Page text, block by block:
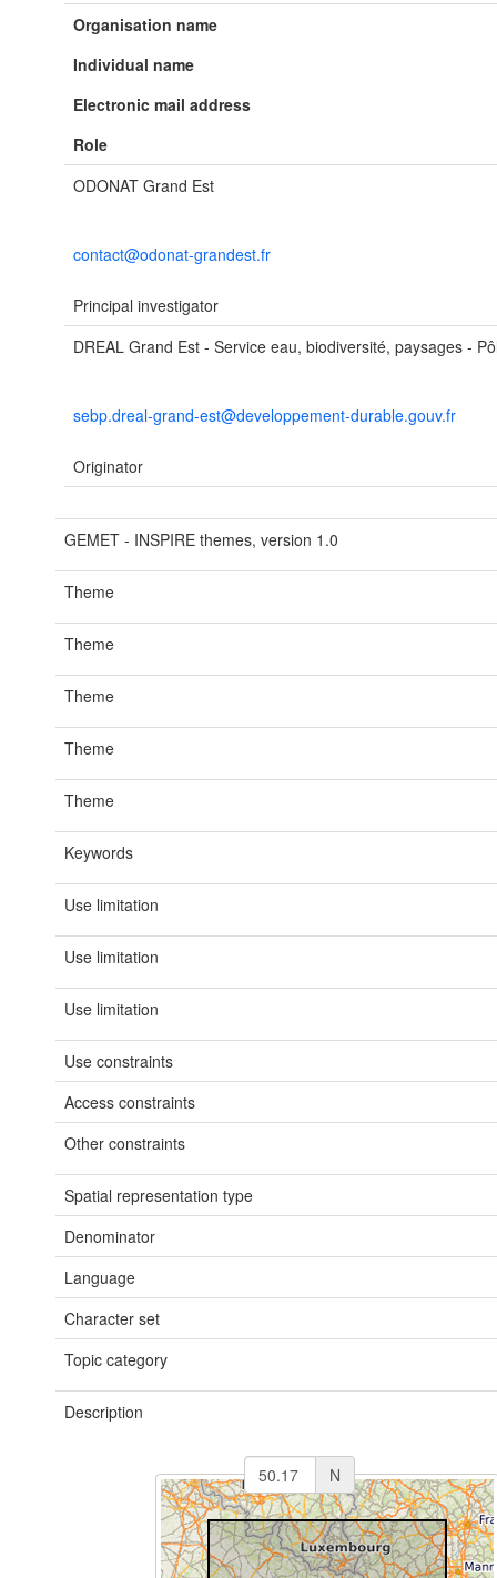
Organisation name
Individual name
Electronic mail address
Role
ODONAT Grand Est
contact@odonat-grandest.fr
Principal investigator
DREAL Grand Est - Service eau, biodiversité, paysages -
sebp.dreal-grand-est@developpement-durable.gouv.fr
Originator
GEMET - INSPIRE themes, version 1.0
Theme
Theme
Theme
Theme
Theme
Keywords
Use limitation
Use limitation
Use limitation
Use constraints
Access constraints
Other constraints
Spatial representation type
Denominator
Language
Character set
Topic category
Description
N